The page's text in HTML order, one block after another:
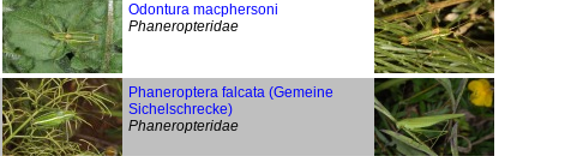
Odontura macphersoni
Phaneropteridae
Phaneroptera falcata (Gemeine
Sichelschrecke)
Phaneropteridae